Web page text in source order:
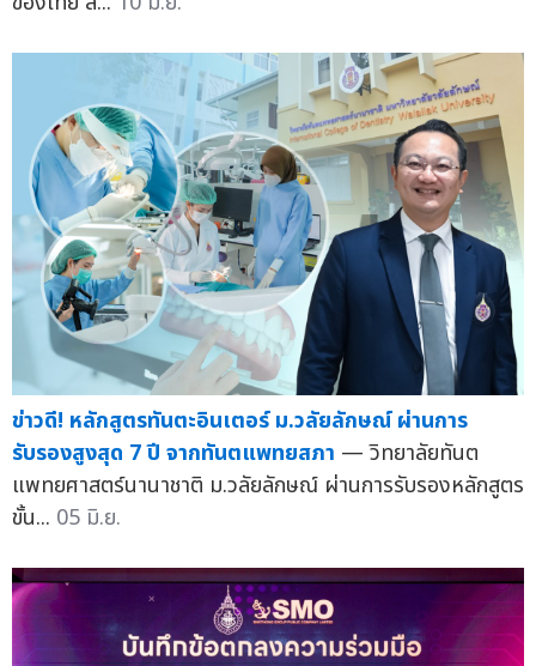
ข่าวดี! หลักสูตรทันตะอินเตอร์ ม.วลัยลักษณ์ ผ่านการ
รับรองสูงสุด 7 ปี จากทันตแพทยสภา — วิทยาลัยทันต
แพทยศาสตร์นานาชาติ ม.วลัยลักษณ์ ผ่านการรับรองหลักสูตร
ขั้น... 05 มิ.ย.